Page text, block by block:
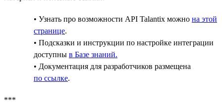
• Узнать про возможности API Talantix можно на этой
странице.
• Подсказки и инструкции по настройке интеграции
доступны в Базе знаний.
• Документация для разработчиков размещена
по ссылке.
***